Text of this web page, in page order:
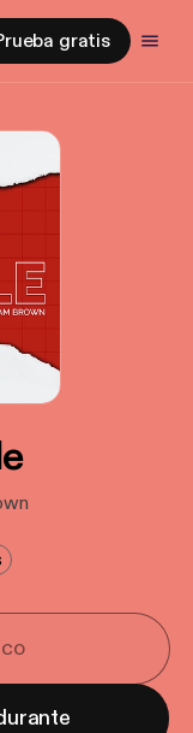
gratis